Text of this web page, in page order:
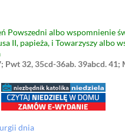
Powszedni albo wspomnienie
II, papieża, i Towarzyszy albo
Pwt 32, 35cd-36ab. 39abcd. 41;
dnia